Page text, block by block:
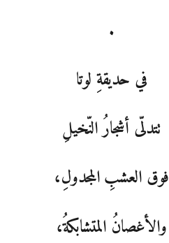
.
في حديقةِ لوتا
تتدلّى أشجارُ النّخيلِ
فوق العشبِ المجدولِ،
والأغصانُ المتشابكةُ،